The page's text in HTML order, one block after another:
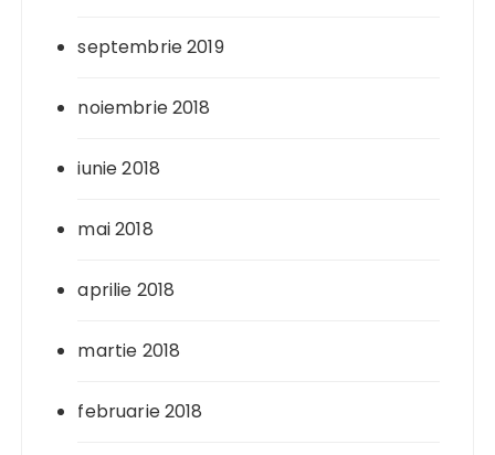
septembrie 2019
noiembrie 2018
iunie 2018
mai 2018
aprilie 2018
martie 2018
februarie 2018